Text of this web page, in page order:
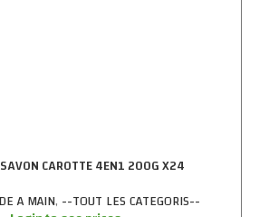
CAROTTE 4EN1 200G X24
A MAIN, --TOUT LES CATEGORIS--